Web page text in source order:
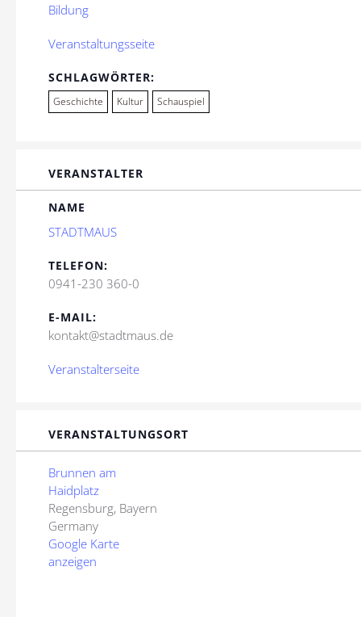
Bildung
Veranstaltungsseite
SCHLAGWÖRTER:
Geschichte Kultur Schauspiel
VERANSTALTER
NAME
STADTMAUS
TELEFON:
0941-230 360-0
E-MAIL:
kontakt@stadtmaus.de
Veranstalterseite
VERANSTALTUNGSORT
Brunnen am
Haidplatz
Regensburg, Bayern
Germany
Google Karte
anzeigen